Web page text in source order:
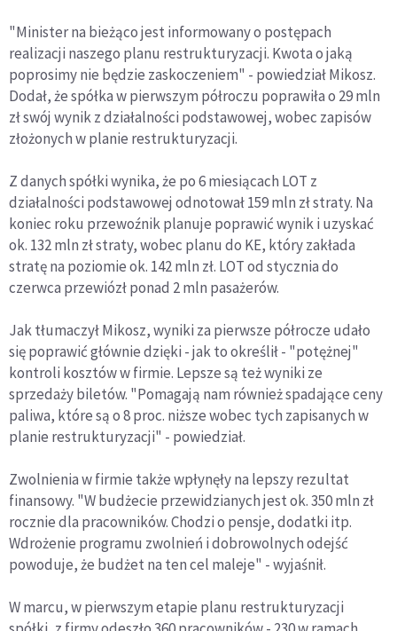
"Minister na bieżąco jest informowany o postępach
realizacji naszego planu restrukturyzacji. Kwota o jaką
poprosimy nie będzie zaskoczeniem" - powiedział Mikosz.
Dodał, że spółka w pierwszym półroczu poprawiła o 29 mln
zł swój wynik z działalności podstawowej, wobec zapisów
złożonych w planie restrukturyzacji.
Z danych spółki wynika, że po 6 miesiącach LOT z
działalności podstawowej odnotował 159 mln zł straty. Na
koniec roku przewoźnik planuje poprawić wynik i uzyskać
ok. 132 mln zł straty, wobec planu do KE, który zakłada
stratę na poziomie ok. 142 mln zł. LOT od stycznia do
czerwca przewiózł ponad 2 mln pasażerów.
Jak tłumaczył Mikosz, wyniki za pierwsze półrocze udało
się poprawić głównie dzięki - jak to określił - "potężnej"
kontroli kosztów w firmie. Lepsze są też wyniki ze
sprzedaży biletów. "Pomagają nam również spadające ceny
paliwa, które są o 8 proc. niższe wobec tych zapisanych w
planie restrukturyzacji" - powiedział.
Zwolnienia w firmie także wpłynęły na lepszy rezultat
finansowy. "W budżecie przewidzianych jest ok. 350 mln zł
rocznie dla pracowników. Chodzi o pensje, dodatki itp.
Wdrożenie programu zwolnień i dobrowolnych odejść
powoduje, że budżet na ten cel maleje" - wyjaśnił.
W marcu, w pierwszym etapie planu restrukturyzacji